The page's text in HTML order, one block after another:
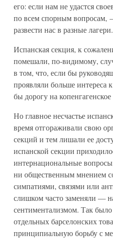
его: если нам не удастся
по всем спорным вопросам,
развести нас в разные лагери.
Испанская секция, к
помешали, по-видимому,
в том, что, если бы
проявляли больше интереса
бы дорогу на
Но главное несчастье
время отгораживали свою
секций и тем лишали ее
испанской секции
интернациональные
ни общественным мнением
симпатиями, связями или
слишком часто заменяли —
сентиментализмом. Так
отдельных барселонских
принципиальную борьбу с